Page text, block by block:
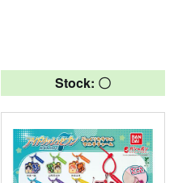
Stock: 〇